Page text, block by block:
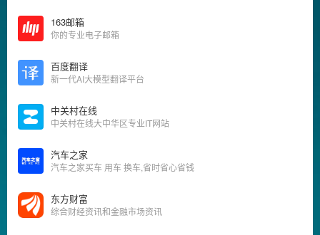
163邮箱
你的专业电子邮箱
百度翻译
新一代AI大模型翻译平台
中关村在线
中关村在线大中华区专业IT网站
汽车之家
汽车之家买车 用车 换车,省时省心省钱
东方财富
综合财经资讯和金融市场资讯